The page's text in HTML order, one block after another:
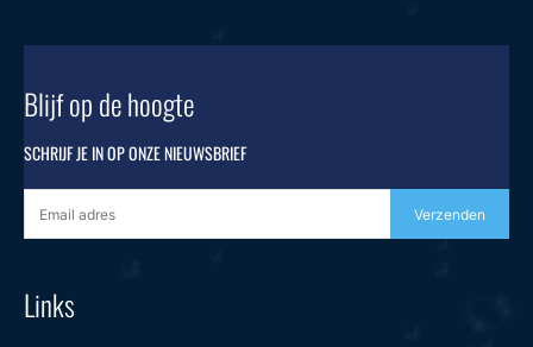
Blijf op de hoogte
SCHRIJF JE IN OP ONZE NIEUWSBRIEF
Verzenden
Links